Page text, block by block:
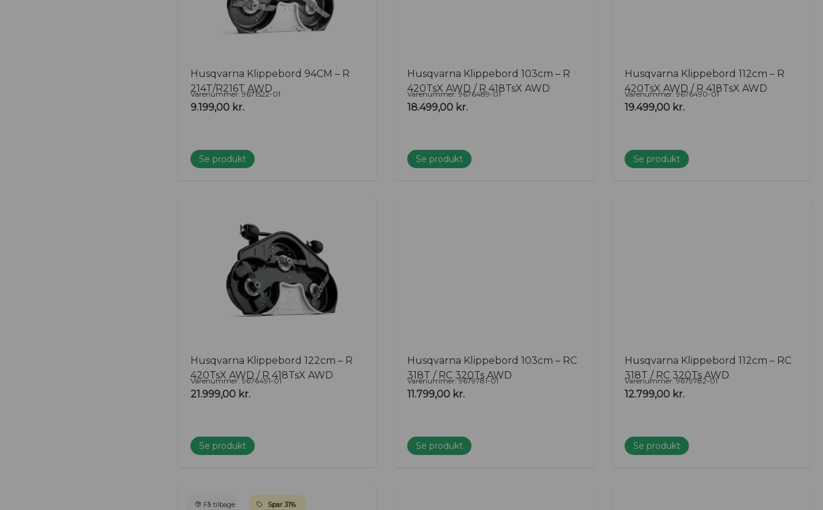
Husqvarna Klippebord 94CM – R
214T/R216T AWD
Varenummer: 9671522-01
9.199,00 kr.
Se produkt
Husqvarna Klippebord 103cm – R
420TsX AWD / R 418TsX AWD
Varenummer: 9676489-01
18.499,00 kr.
Se produkt
Husqvarna Klippebord 112cm – R
420TsX AWD / R 418TsX AWD
Varenummer: 9676490-01
19.499,00 kr.
Se produkt
Husqvarna Klippebord 122cm – R
420TsX AWD / R 418TsX AWD
Varenummer: 9676491-01
21.999,00 kr.
Se produkt
Husqvarna Klippebord 103cm – RC
318T / RC 320Ts AWD
Varenummer: 9679781-01
11.799,00 kr.
Se produkt
Husqvarna Klippebord 112cm – RC
318T / RC 320Ts AWD
Varenummer: 9679782-01
12.799,00 kr.
Se produkt
Få tilbage Spar 31%